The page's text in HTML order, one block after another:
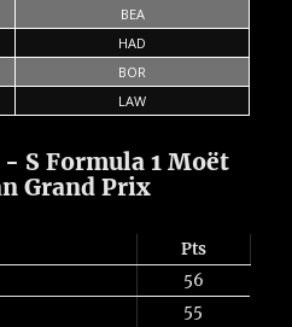
BEA
HAD
BOR
LAW
S Formula 1 Moët
Grand Prix
Pts
56
55